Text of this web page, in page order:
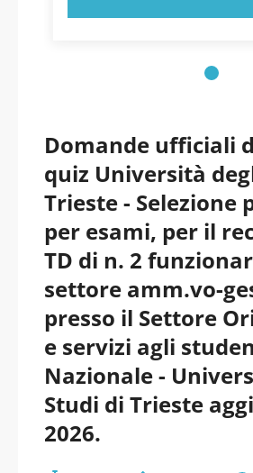
Domande ufficiali
quiz Università
Trieste - Selezione
per esami, per il
TD di n. 2
settore amm.vo-
presso il Settore
e servizi agli
Nazionale -
Studi di Trieste
2026.